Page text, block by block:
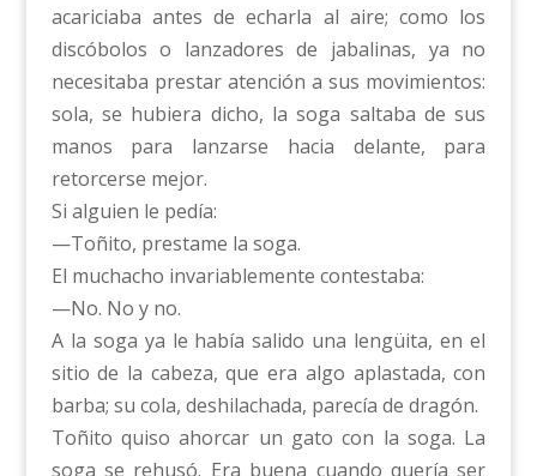
acariciaba antes de echarla al aire; como los
discóbolos o lanzadores de jabalinas, ya no
necesitaba prestar atención a sus movimientos:
sola, se hubiera dicho, la soga saltaba de sus
manos para lanzarse hacia delante, para
retorcerse mejor.
Si alguien le pedía:
—Toñito, prestame la soga.
El muchacho invariablemente contestaba:
—No. No y no.
A la soga ya le había salido una lengüita, en el
sitio de la cabeza, que era algo aplastada, con
barba; su cola, deshilachada, parecía de dragón.
Toñito quiso ahorcar un gato con la soga. La
soga se rehusó. Era buena cuando quería ser